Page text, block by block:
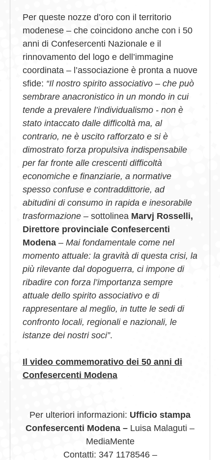
Per queste nozze d’oro con il territorio
modenese – che coincidono anche con i 50
anni di Confesercenti Nazionale e il
rinnovamento del logo e dell’immagine
coordinata – l’associazione è pronta a nuove
sfide: “Il nostro spirito associativo – che può
sembrare anacronistico in un mondo in cui
tende a prevalere l’individualismo ­- non è
stato intaccato dalle difficoltà ma, al
contrario, ne è uscito rafforzato e si è
dimostrato forza propulsiva indispensabile
per far fronte alle crescenti difficoltà
economiche e finanziarie, a normative
spesso confuse e contraddittorie, ad
abitudini di consumo in rapida e inesorabile
trasformazione – sottolinea Marvj Rosselli,
Direttore provinciale Confesercenti
Modena – Mai fondamentale come nel
momento attuale: la gravità di questa crisi, la
più rilevante dal dopoguerra, ci impone di
ribadire con forza l’importanza sempre
attuale dello spirito associativo e di
rappresentare al meglio, in tutte le sedi di
confronto locali, regionali e nazionali, le
istanze dei nostri soci”.
Il video commemorativo dei 50 anni di
Confesercenti Modena
Per ulteriori informazioni: Ufficio stampa
Confesercenti Modena – Luisa Malaguti –
MediaMente
Contatti: 347 1178546 –